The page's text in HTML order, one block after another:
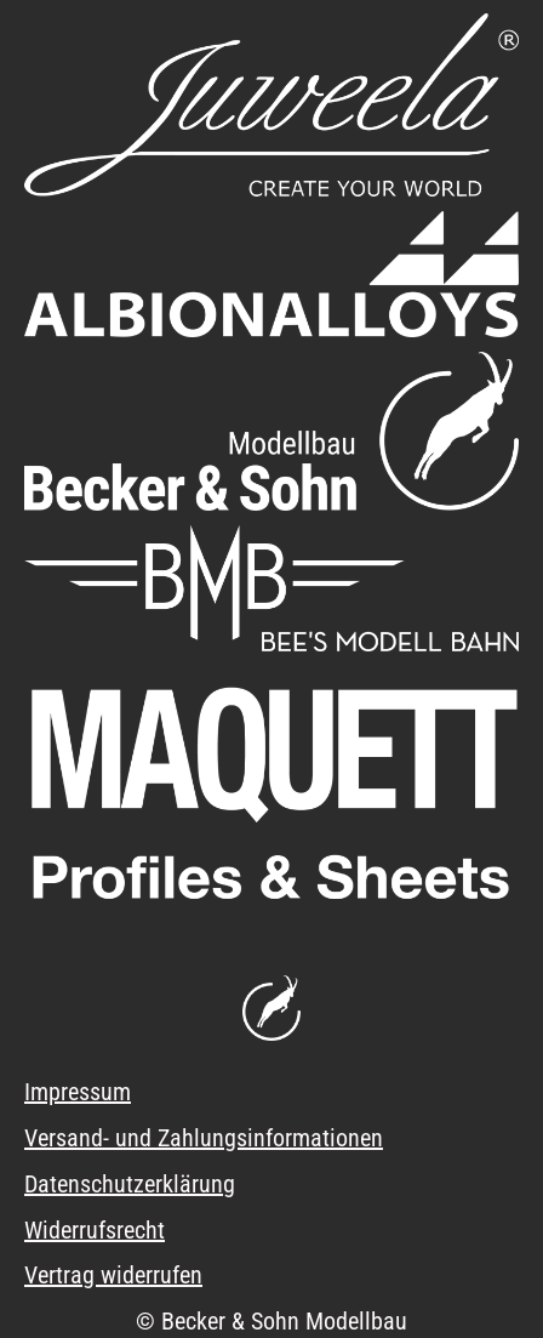
Impressum
Versand- und Zahlungsinformationen
Datenschutzerklärung
Widerrufsrecht
Vertrag widerrufen
© Becker & Sohn Modellbau